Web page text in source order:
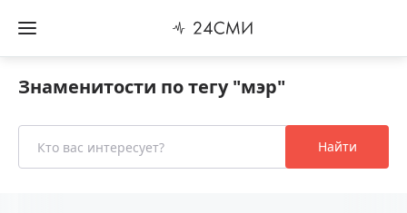
Знаменитости по тегу "мэр"
Найти